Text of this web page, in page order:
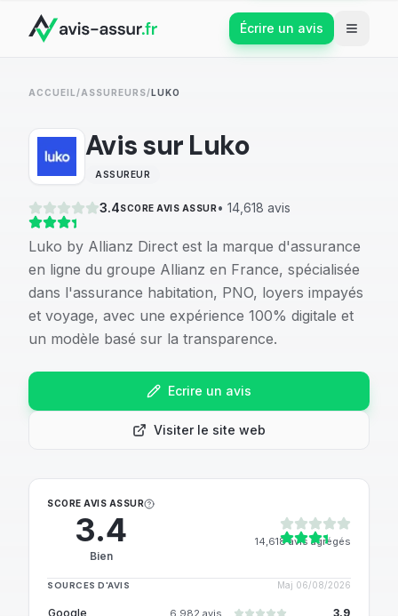
Écrire un avis
ACCUEIL /ASSUREURS/LUKO
Avis sur Luko
ASSUREUR
3.4SCORE AVIS ASSUR • 14,618 avis
Luko by Allianz Direct est la marque d'assurance
en ligne du groupe Allianz en France, spécialisée
dans l'assurance habitation, PNO, loyers impayés
et voyage, avec une expérience 100% digitale et
un modèle basé sur la transparence.
Ecrire un avis
Visiter le site web
SCORE AVIS ASSUR
3.4
Bien
14,618avis agrégés
SOURCES D'AVIS Maj 06/08/2026
Google 6,982 avis
3.9